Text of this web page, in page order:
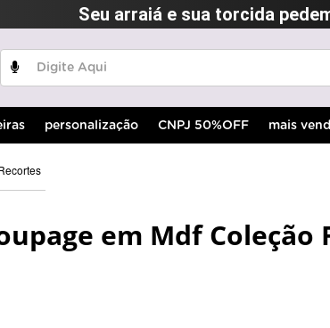
Seu arraiá e sua torcida
personalização CNPJ 50%OFF mais
em Mdf Coleção